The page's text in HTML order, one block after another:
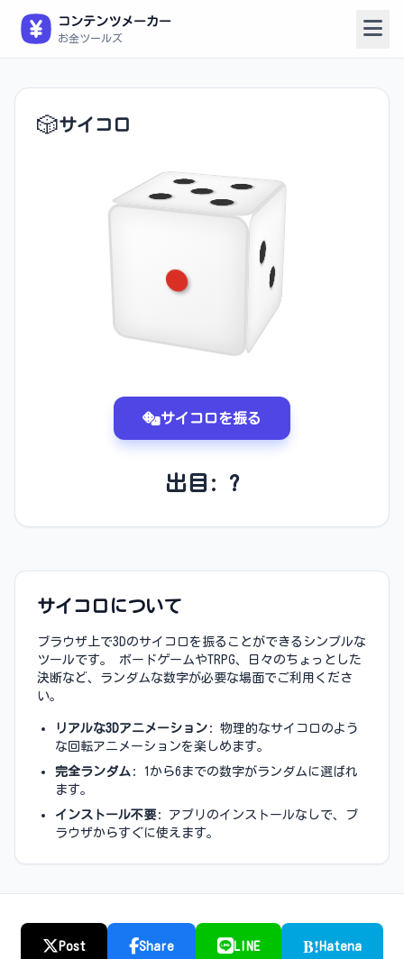
コンテンツメーカー
お金ツールズ
🎲サイコロ
サイコロを振る
出目: ?
サイコロについて
ブラウザ上で3Dのサイコロを振ることができるシンプルな
ツールです。 ボードゲームやTRPG、日々のちょっとした
決断など、ランダムな数字が必要な場面でご利用くださ
い。
リアルな3Dアニメーション : 物理的なサイコロのよう
な回転アニメーションを楽しめます。
完全ランダム : 1から6までの数字がランダムに選ばれ
ます。
インストール不要: アプリのインストールなしで、ブ
ラウザからすぐに使えます。
Post Share LINE B! Hatena